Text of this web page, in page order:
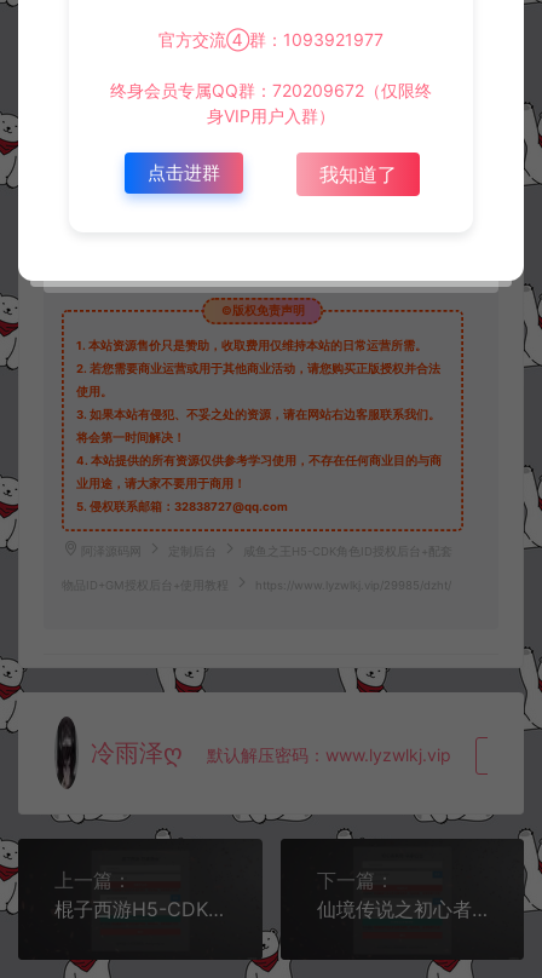
此资源下载价格为 500 星钻，请先 登录
点赞 ( 0
©版权免责声明
1. 本站资源售价只是赞助，收取费用仅维持本站的日常运营所需。
2. 若您需要商业运营或用于其他商业活动，请您购买正版授权并合法
使用。
3. 如果本站有侵犯、不妥之处的资源，请在网站右边客服联系我们。
将会第一时间解决！
4. 本站提供的所有资源仅供参考学习使用，不存在任何商业目的与商
业用途，请大家不要用于商用！
5. 侵权联系邮箱：32838727@qq.com
阿泽源码网 定制后台 咸鱼之王H5-CDK角色ID授权后台+配套
物品ID+GM授权后台+使用教程 https://www.lyzwlkj.vip/29985/dzht/
冷雨泽ღ 默认解压密码：www.lyzwlkj.vip
上一篇：
棍子西游H5-CDK游戏账号授权后台+GM授权后台+使用教程
下一篇：
仙境传说之初心者集结-CDK角色授权后台+GM授权后台+全物品ID+使用教程
官方交流④群：1093921977
终身会员专属QQ群：720209672（仅限终
身VIP用户入群）
点击进群 我知道了